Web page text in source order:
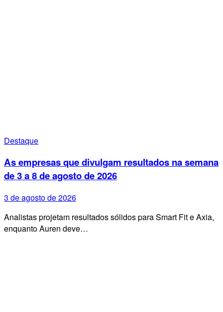
Destaque
As empresas que divulgam resultados na semana
de 3 a 8 de agosto de 2026
3 de agosto de 2026
Analistas projetam resultados sólidos para Smart Fit e Axia,
enquanto Auren deve…